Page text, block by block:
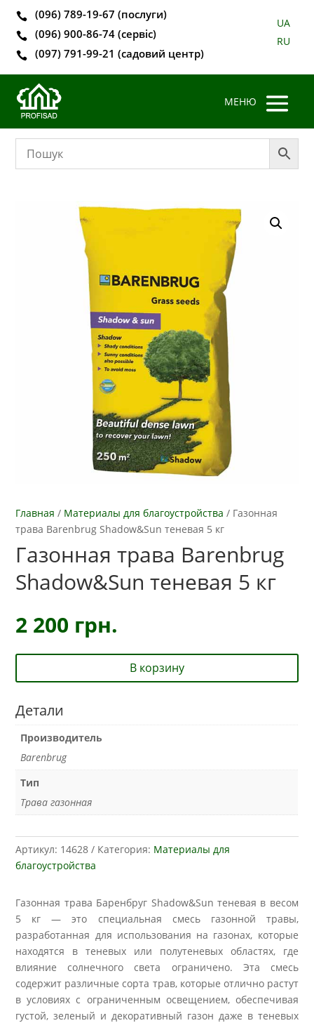
 (096) 789-19-67 (послуги)
 (096) 900-86-74 (сервіс)
 (097) 791-99-21 (садовий центр)
UA
RU
Главная / Материалы для благоустройства / Газонная
трава Barenbrug Shadow&Sun теневая 5 кг
Газонная трава Barenbrug
Shadow&Sun теневая 5 кг
2 200 грн.
В корзину
Детали
Производитель
Barenbrug
Тип
Трава газонная
Артикул: 14628 Категория: Материалы для
благоустройства
Газонная трава Баренбруг Shadow&Sun теневая в весом
5 кг — это специальная смесь газонной травы,
разработанная для использования на газонах, которые
находятся в теневых или полутеневых областях, где
влияние солнечного света ограничено. Эта смесь
содержит различные сорта трав, которые отлично растут
в условиях с ограниченным освещением, обеспечивая
густой, зеленый и декоративный газон даже в теневых